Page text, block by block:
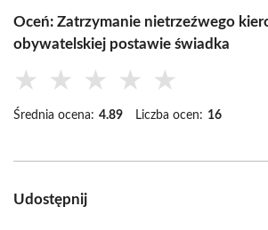
Oceń: Zatrzymanie nietrzeźwego
obywatelskiej postawie świadka
★ ★ ★ ★ ★
Średnia ocena: 4.89 Liczba ocen: 16
Udostępnij